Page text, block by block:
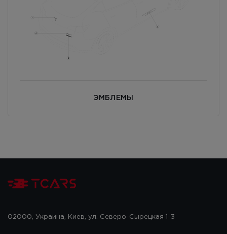
ЭМБЛЕМЫ
02000, Украина, Киев, ул. Северо-Сырецкая 1-3